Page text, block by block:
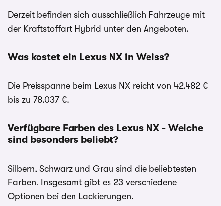
Derzeit befinden sich ausschließlich Fahrzeuge mit
der Kraftstoffart Hybrid unter den Angeboten.
Was kostet ein Lexus NX in Weiss?
Die Preisspanne beim Lexus NX reicht von 42.482 €
bis zu 78.037 €.
Verfügbare Farben des Lexus NX - Welche
sind besonders beliebt?
Silbern, Schwarz und Grau sind die beliebtesten
Farben. Insgesamt gibt es 23 verschiedene
Optionen bei den Lackierungen.